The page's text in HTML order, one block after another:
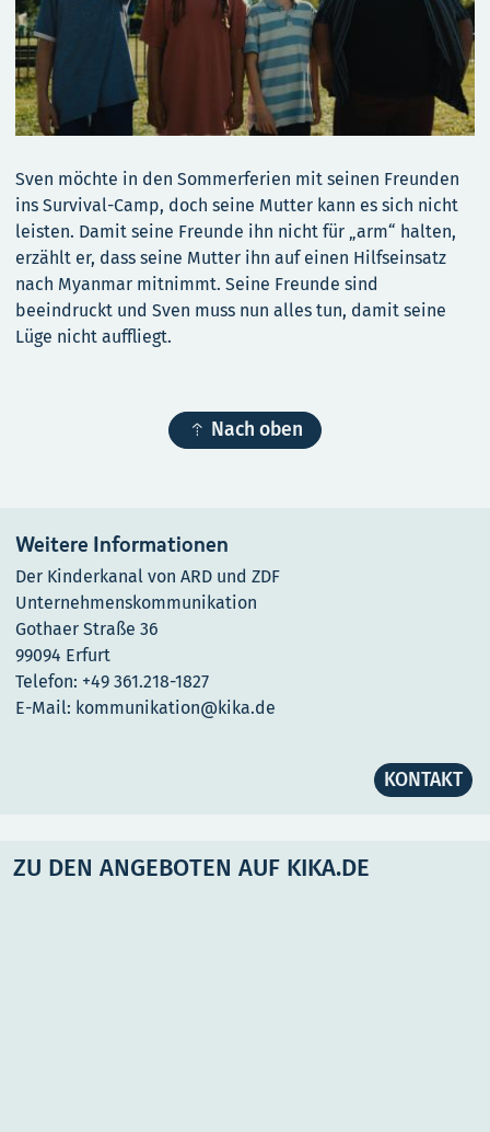
Sven möchte in den Sommerferien mit seinen Freunden
ins Survival-Camp, doch seine Mutter kann es sich nicht
leisten. Damit seine Freunde ihn nicht für „arm“ halten,
erzählt er, dass seine Mutter ihn auf einen Hilfseinsatz
nach Myanmar mitnimmt. Seine Freunde sind
beeindruckt und Sven muss nun alles tun, damit seine
Lüge nicht auffliegt.
 Nach oben
Weitere Informationen
Der Kinderkanal von ARD und ZDF
Unternehmenskommunikation
Gothaer Straße 36
99094 Erfurt
Telefon: +49 361.218-1827
E-Mail: kommunikation@kika.de
KONTAKT
ZU DEN ANGEBOTEN AUF KIKA.DE